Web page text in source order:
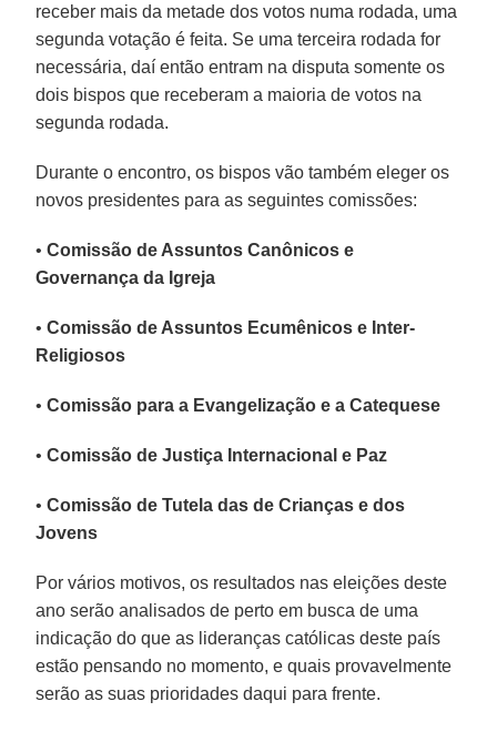
receber mais da metade dos votos numa rodada, uma
segunda votação é feita. Se uma terceira rodada for
necessária, daí então entram na disputa somente os
dois bispos que receberam a maioria de votos na
segunda rodada.
Durante o encontro, os bispos vão também eleger os
novos presidentes para as seguintes comissões:
•Comissão de Assuntos Canônicos e
Governança da Igreja
•Comissão de Assuntos Ecumênicos e Inter-
Religiosos
•Comissão para a Evangelização e a Catequese
•Comissão de Justiça Internacional e Paz
•Comissão de Tutela das de Crianças e dos
Jovens
Por vários motivos, os resultados nas eleições deste
ano serão analisados de perto em busca de uma
indicação do que as lideranças católicas deste país
estão pensando no momento, e quais provavelmente
serão as suas prioridades daqui para frente.